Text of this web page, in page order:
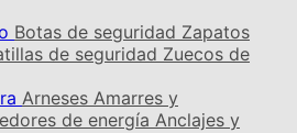
Botas de seguridad Zapatos
de seguridad Zuecos de
Arneses Amarres y
de energía Anclajes y